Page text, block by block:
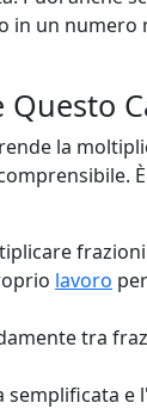
in un numero
Questo
la
lavoro
tra
semplificata e